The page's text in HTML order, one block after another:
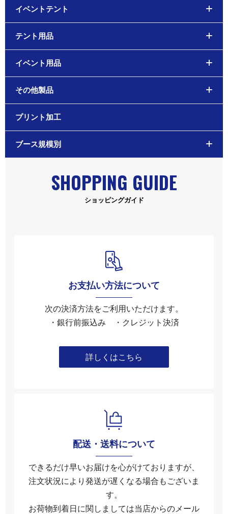
イベントテント
テント用品
イベント用品
その他製品
プリント加工
ブース規模別
SHOPPING GUIDE
ショッピングガイド
お支払い方法について
次の決済方法をご利用いただけます。
・銀行前振込み ・クレジット決済
詳しくはこちら
配送・送料について
できるだけ早いお届けを心がけておりますが、
注文状況により発送が遅くなる場合もございま
す。
お荷物到着日に関しましては当店からのメール